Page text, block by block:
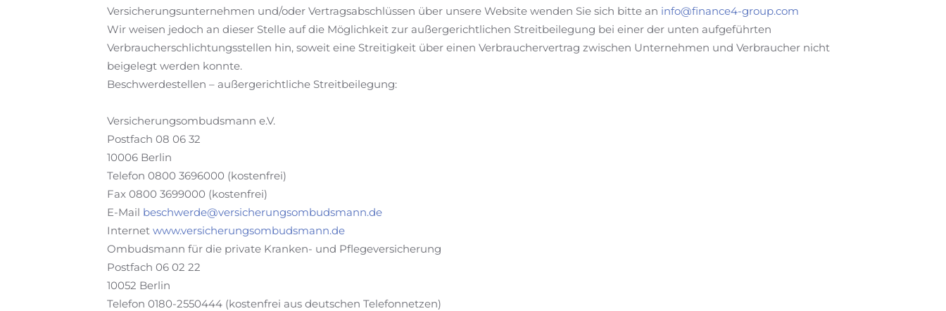
Versicherungsunternehmen und/oder Vertragsabschlüssen über unsere Website wenden Sie sich bitte an info@finance4-group.com
Wir weisen jedoch an dieser Stelle auf die Möglichkeit zur außergerichtlichen Streitbeilegung bei einer der unten aufgeführten
Verbraucherschlichtungsstellen hin, soweit eine Streitigkeit über einen Verbrauchervertrag zwischen Unternehmen und Verbraucher nicht
beigelegt werden konnte.
Beschwerdestellen – außergerichtliche Streitbeilegung:
Versicherungsombudsmann e.V.
Postfach 08 06 32
10006 Berlin
Telefon 0800 3696000 (kostenfrei)
Fax 0800 3699000 (kostenfrei)
E-Mail beschwerde@versicherungsombudsmann.de
Internet www.versicherungsombudsmann.de
Ombudsmann für die private Kranken- und Pflegeversicherung
Postfach 06 02 22
10052 Berlin
Telefon 0180-2550444 (kostenfrei aus deutschen Telefonnetzen)